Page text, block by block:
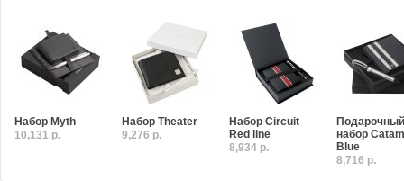
Набор Myth
10,131 р.
Набор Theater
9,276 р.
Набор Circuit
Red line
8,934 р.
Подарочный
набор
Blue
8,716 р.